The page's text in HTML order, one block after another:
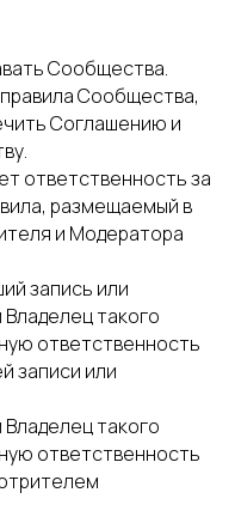
Сообщества.
Сообщества,
Соглашению и
ответственность за
размещаемый в
и Модератора
запись или
такого
ответственность
записи или
такого
ответственность